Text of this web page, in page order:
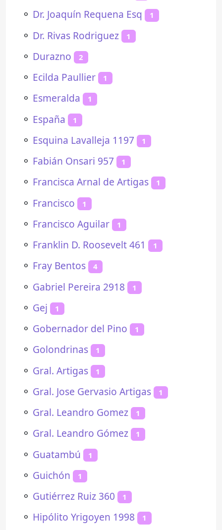
⚬ Dr. Joaquín Requena Esq 1
⚬ Dr. Rivas Rodriguez 1
⚬ Durazno 2
⚬ Ecilda Paullier 1
⚬ Esmeralda 1
⚬ España 1
⚬ Esquina Lavalleja 1197 1
⚬ Fabián Onsari 957 1
⚬ Francisca Arnal de Artigas 1
⚬ Francisco 1
⚬ Francisco Aguilar 1
⚬ Franklin D. Roosevelt 461 1
⚬ Fray Bentos 4
⚬ Gabriel Pereira 2918 1
⚬ Gej 1
⚬ Gobernador del Pino 1
⚬ Golondrinas 1
⚬ Gral. Artigas 1
⚬ Gral. Jose Gervasio Artigas 1
⚬ Gral. Leandro Gomez 1
⚬ Gral. Leandro Gómez 1
⚬ Guatambú 1
⚬ Guichón 1
⚬ Gutiérrez Ruiz 360 1
⚬ Hipólito Yrigoyen 1998 1